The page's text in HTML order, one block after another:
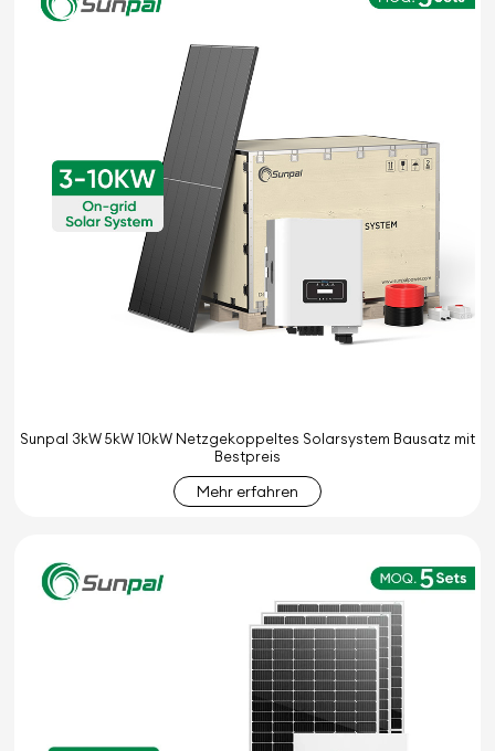
Sunpal 3kW 5kW 10kW Netzgekoppeltes Solarsystem Bausatz mit
Bestpreis
Mehr erfahren